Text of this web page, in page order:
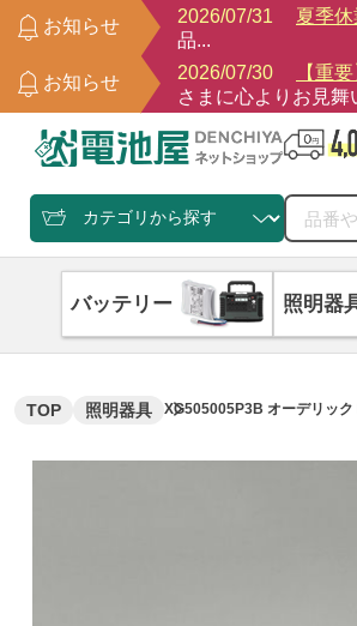
お知らせ
2026/07/31 夏季
品...
お知らせ
2026/07/30 【重
さまに心よりお見舞
バッテリー 照明器
TOP 照明器具 XG505005P3B オーデリッ